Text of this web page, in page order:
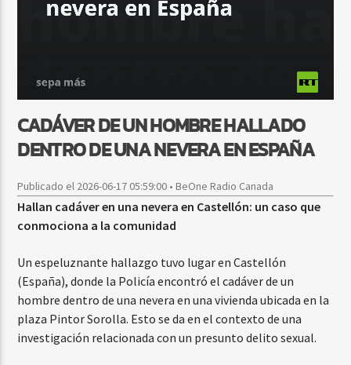
CADÁVER DE UN HOMBRE HALLADO
DENTRO DE UNA NEVERA EN ESPAÑA
Publicado el 2026-06-17 05:59:00 • BeOne Radio Canada
Hallan cadáver en una nevera en Castellón: un caso que
conmociona a la comunidad
Un espeluznante hallazgo tuvo lugar en Castellón
(España), donde la Policía encontró el cadáver de un
hombre dentro de una nevera en una vivienda ubicada en la
plaza Pintor Sorolla. Esto se da en el contexto de una
investigación relacionada con un presunto delito sexual.